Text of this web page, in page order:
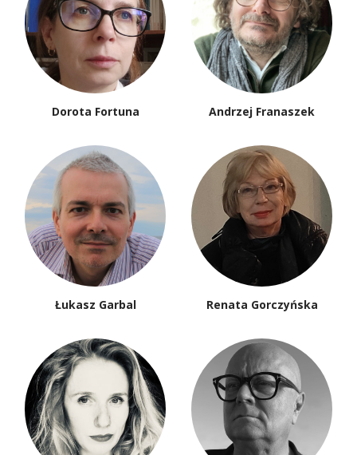
Dorota Fortuna Andrzej Franaszek
Łukasz Garbal Renata Gorczyńska